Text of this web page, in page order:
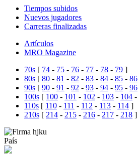
Tiempos subidos
Nuevos jugadores
Carreras finalizadas
Artículos
MRO Magazine
70s [ 74 - 75 - 76 - 77 - 78 - 79 ]
80s [ 80 - 81 - 82 - 83 - 84 - 85 - 86
90s [ 90 - 91 - 92 - 93 - 94 - 95 - 96
100s [ 100 - 101 - 102 - 103 - 104 -
110s [ 110 - 111 - 112 - 113 - 114 ]
210s [ 214 - 215 - 216 - 217 - 218 ]
País